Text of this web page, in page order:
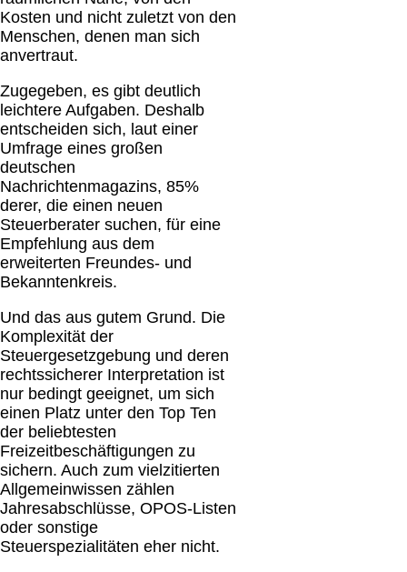
Kosten und nicht zuletzt von den
Menschen, denen man sich
anvertraut.
Zugegeben, es gibt deutlich
leichtere Aufgaben. Deshalb
entscheiden sich, laut einer
Umfrage eines großen
deutschen
Nachrichtenmagazins, 85%
derer, die einen neuen
Steuerberater suchen, für eine
Empfehlung aus dem
erweiterten Freundes- und
Bekanntenkreis.
Und das aus gutem Grund. Die
Komplexität der
Steuergesetzgebung und deren
rechtssicherer Interpretation ist
nur bedingt geeignet, um sich
einen Platz unter den Top Ten
der beliebtesten
Freizeitbeschäftigungen zu
sichern. Auch zum vielzitierten
Allgemeinwissen zählen
Jahresabschlüsse, OPOS-Listen
oder sonstige
Steuerspezialitäten eher nicht.